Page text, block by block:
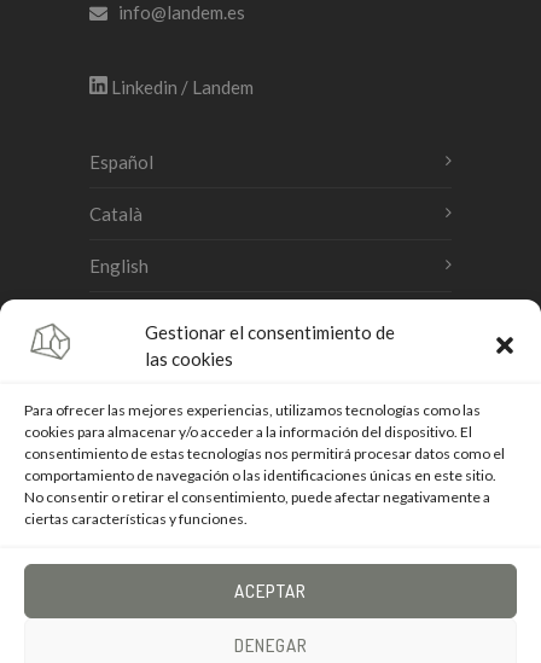
Gestionar el consentimiento de
las cookies
Para ofrecer las mejores experiencias, utilizamos tecnologías como las
cookies para almacenar y/o acceder a la información del dispositivo. El
consentimiento de estas tecnologías nos permitirá procesar datos como el
comportamiento de navegación o las identificaciones únicas en este sitio.
No consentir o retirar el consentimiento, puede afectar negativamente a
ciertas características y funciones.
ACEPTAR
DENEGAR
info@landem.es
Linkedin / Landem
Español
Català
English
Accesibilidad
Aviso legal
Política de cookies
Política de privacidad
Mapa del sitio